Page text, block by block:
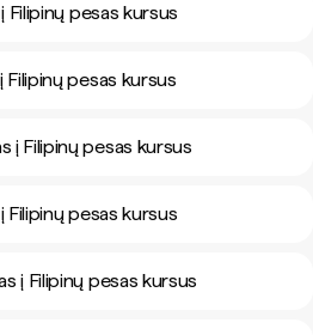
Filipinų pesas kursus
pesas kursus
į Filipinų pesas kursus
Filipinų pesas kursus
į Filipinų pesas kursus